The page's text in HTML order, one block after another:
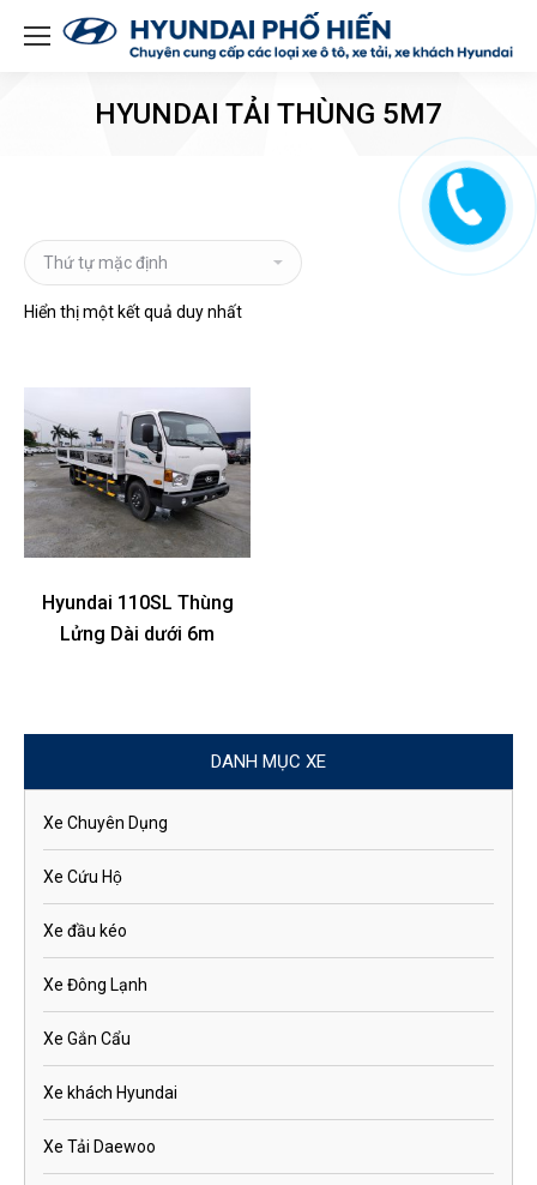
HYUNDAI TẢI THÙNG 5M7
Hiển thị một kết quả duy nhất
Hyundai 110SL Thùng
Lửng Dài dưới 6m
DANH MỤC XE
Xe Chuyên Dụng
Xe Cứu Hộ
Xe đầu kéo
Xe Đông Lạnh
Xe Gắn Cẩu
Xe khách Hyundai
Xe Tải Daewoo